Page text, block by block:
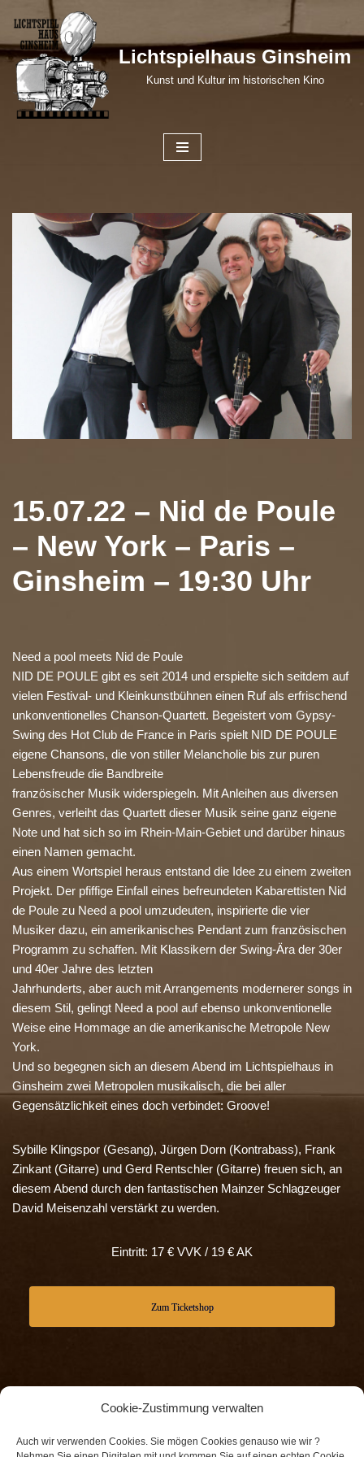
Cookie-Zustimmung verwalten
Auch wir verwenden Cookies. Sie mögen Cookies genauso wie wir ?
Zum
Inhalt
springen
Lichtspielhaus Ginsheim
Kunst und Kultur im historischen Kino
15.07.22 – Nid de Poule
– New York – Paris –
Ginsheim – 19:30 Uhr
Need a pool meets Nid de Poule
NID DE POULE gibt es seit 2014 und erspielte sich seitdem auf
vielen Festival- und Kleinkunstbühnen einen Ruf als erfrischend
unkonventionelles Chanson-Quartett. Begeistert vom Gypsy-
Swing des Hot Club de France in Paris spielt NID DE POULE
eigene Chansons, die von stiller Melancholie bis zur puren
Lebensfreude die Bandbreite
französischer Musik widerspiegeln. Mit Anleihen aus diversen
Genres, verleiht das Quartett dieser Musik seine ganz eigene
Note und hat sich so im Rhein-Main-Gebiet und darüber hinaus
einen Namen gemacht.
Aus einem Wortspiel heraus entstand die Idee zu einem zweiten
Projekt. Der pfiffige Einfall eines befreundeten Kabarettisten Nid
de Poule zu Need a pool umzudeuten, inspirierte die vier
Musiker dazu, ein amerikanisches Pendant zum französischen
Programm zu schaffen. Mit Klassikern der Swing-Ära der 30er
und 40er Jahre des letzten
Jahrhunderts, aber auch mit Arrangements modernerer songs in
diesem Stil, gelingt Need a pool auf ebenso unkonventionelle
Weise eine Hommage an die amerikanische Metropole New
York.
Und so begegnen sich an diesem Abend im Lichtspielhaus in
Ginsheim zwei Metropolen musikalisch, die bei aller
Gegensätzlichkeit eines doch verbindet: Groove!
Sybille Klingspor (Gesang), Jürgen Dorn (Kontrabass), Frank
Zinkant (Gitarre) und Gerd Rentschler (Gitarre) freuen sich, an
diesem Abend durch den fantastischen Mainzer Schlagzeuger
David Meisenzahl verstärkt zu werden.
Eintritt: 17 € VVK / 19 € AK
Zum Ticketshop
Lieferung, Versandkosten, Zahlungsarten, Abgesagte